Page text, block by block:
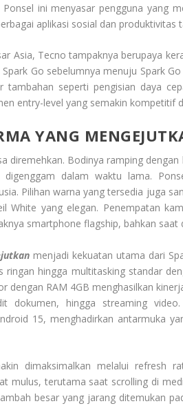
ini menyasar pengguna yang
aplikasi sosial dan produktivitas
Asia, Tecno tampaknya berupaya
Go sebelumnya menuju Spark
seperti pengisian daya
entry-level yang semakin kompetitif
YANG
diremehkan. Bodinya ramping
digenggam dalam waktu lama.
Pilihan warna yang tersedia juga
White yang elegan. Penempatan
smartphone flagship, bahkan saat
menjadi kekuatan utama dari
hingga multitasking standar
dengan RAM 4GB menghasilkan
dokumen, hingga streaming
15, menghadirkan antarmuka
dimaksimalkan melalui refresh
mulus, terutama saat scrolling di
besar yang jarang ditemukan